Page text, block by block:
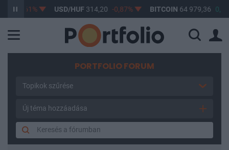
-0,61% USD/HUF 314,20 -0,87% BITCOIN 64 979,36 0,11%
PORTFOLIO FORUM
Topikok szűrése
Új téma hozzáadása